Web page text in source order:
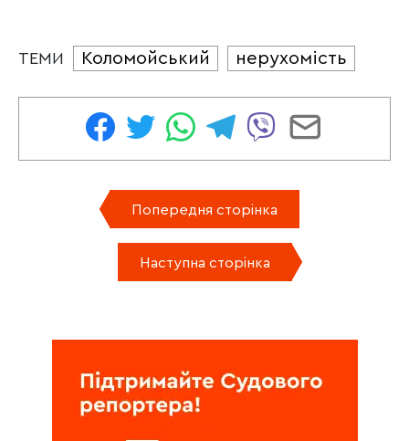
ТЕМИ Коломойський нерухомість
Попередня сторінка
Наступна сторінка